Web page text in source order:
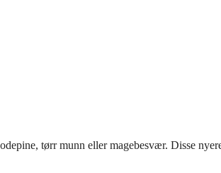
tørr munn eller magebesvær. Disse